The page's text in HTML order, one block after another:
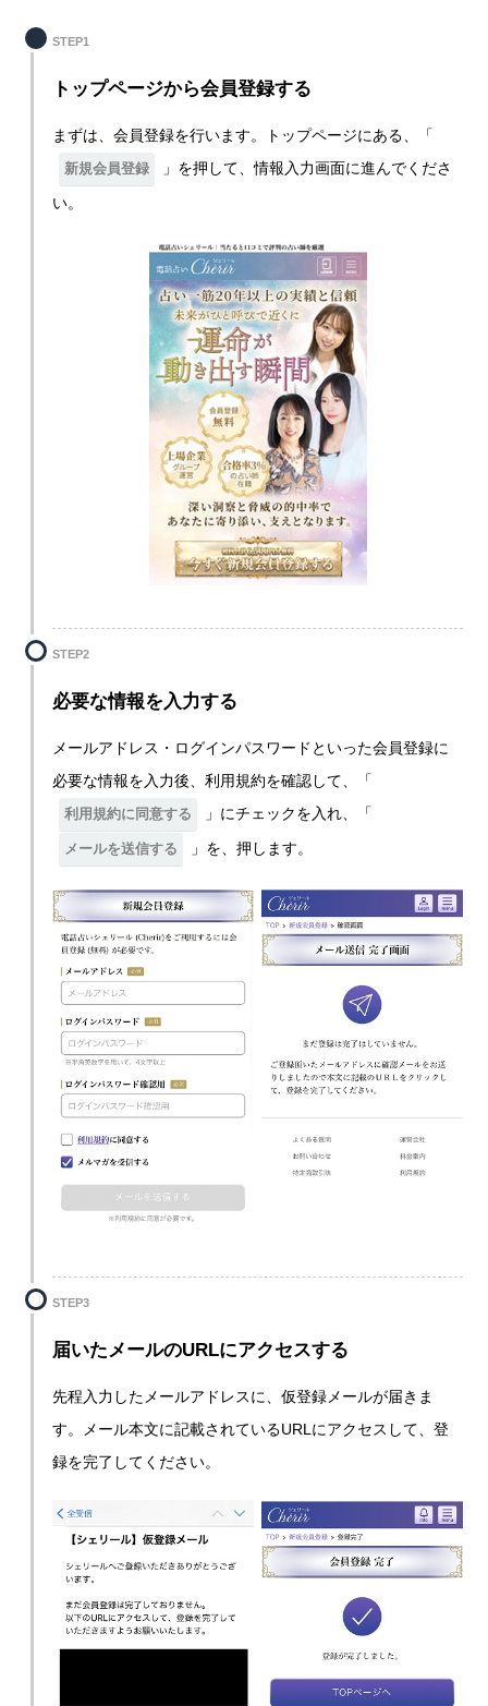
STEP1
トップページから会員登録する
まずは、会員登録を行います。トップページにある、「
新規会員登録
」を押して、情報入力画面に進んでくださ
い。
STEP2
必要な情報を入力する
メールアドレス・ログインパスワードといった会員登録に
必要な情報を入力後、利用規約を確認して、「
利用規約に同意する 」にチェックを入れ、「
メールを送信する 」を、押します。
STEP3
届いたメールのURLにアクセスする
先程入力したメールアドレスに、仮登録メールが届きま
す。メール本文に記載されているURLにアクセスして、登
録を完了してください。